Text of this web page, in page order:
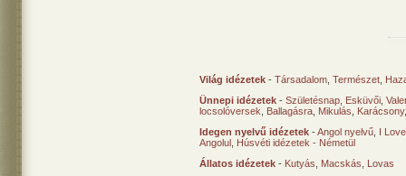
Világ idézetek - Társadalom Természet
Ünnepi idézetek - Születésnap Esküvői
locsolóversek
Ballagásra Mikulás Karácsony
Idegen nyelvű idézetek -Angol nyelvű I
Angolul Húsvéti idézetek - Németül
Állatos idézetek - Kutyás Macskás
Lovas